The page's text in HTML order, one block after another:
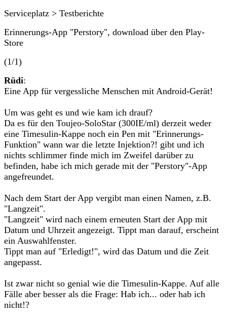
Serviceplatz > Testberichte
Erinnerungs-App "Perstory", download über den Play-
Store
(1/1)
Rüdi:
Eine App für vergessliche Menschen mit Android-Gerät!
Um was geht es und wie kam ich drauf?
Da es für den Toujeo-SoloStar (300IE/ml) derzeit weder
eine Timesulin-Kappe noch ein Pen mit "Erinnerungs-
Funktion" wann war die letzte Injektion?! gibt und ich
nichts schlimmer finde mich im Zweifel darüber zu
befinden, habe ich mich gerade mit der "Perstory"-App
angefreundet.
Nach dem Start der App vergibt man einen Namen, z.B.
"Langzeit".
"Langzeit" wird nach einem erneuten Start der App mit
Datum und Uhrzeit angezeigt. Tippt man darauf, erscheint
ein Auswahlfenster.
Tippt man auf "Erledigt!", wird das Datum und die Zeit
angepasst.
Ist zwar nicht so genial wie die Timesulin-Kappe. Auf alle
Fälle aber besser als die Frage: Hab ich... oder hab ich
nicht!?